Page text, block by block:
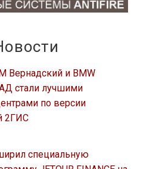
Вернадский и BMW
стали лучшими
по версии
2ГИС
специальную